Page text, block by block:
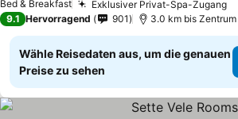
Bed & Breakfast Exklusiver Privat-Spa-Zugang
9.1 Hervorragend 901 3.0 km bis Zentrum
Wähle Reisedaten aus, um die genauen
Preise zu sehen